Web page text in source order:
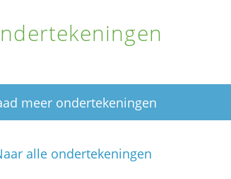
meer ondertekeningen
alle ondertekeningen